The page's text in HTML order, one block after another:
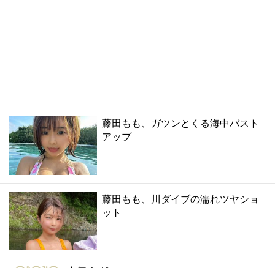
藤田もも、ガツンとくる海中バスト
アップ
藤田もも、川ダイブの濡れツヤショ
ット